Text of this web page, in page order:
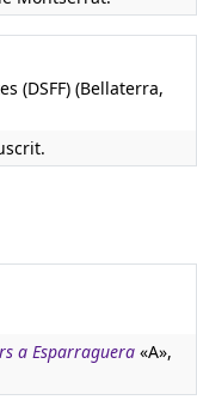
(DSFF) (Bellaterra,
a Esparraguera «A»,